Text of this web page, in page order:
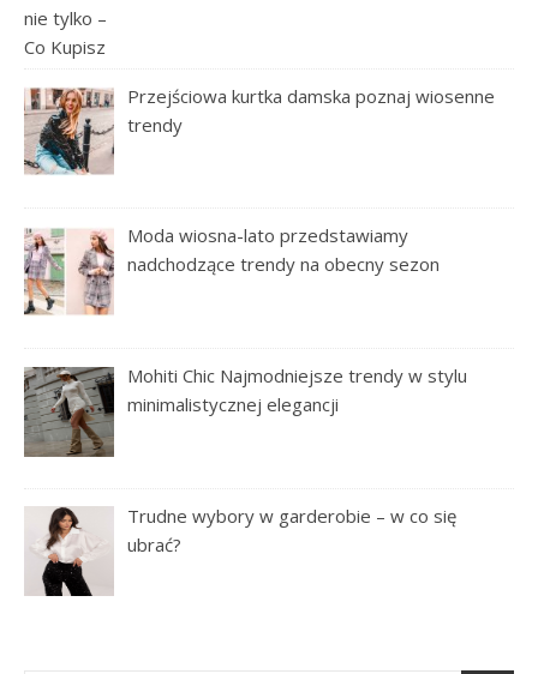
Przejściowa kurtka damska poznaj wiosenne
trendy
Moda wiosna-lato przedstawiamy
nadchodzące trendy na obecny sezon
Mohiti Chic Najmodniejsze trendy w stylu
minimalistycznej elegancji
Trudne wybory w garderobie – w co się
ubrać?